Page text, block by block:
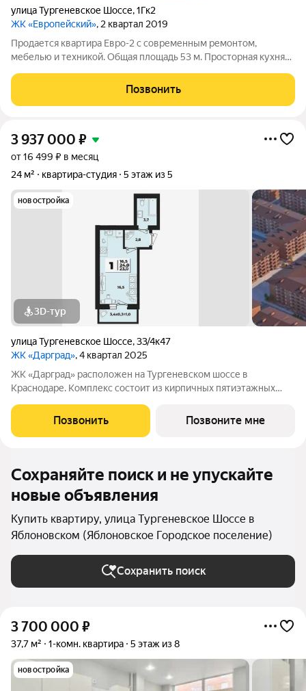
улица Тургеневское Шоссе,1Гк2
ЖК «Европейский», 2 квартал 2019
Продается квартира Евро-2 с современным ремонтом,
мебелью и техникой. Общая площадь 53 м. Просторная кухня
стол, барная стойка и подоконники из кварца. - Два
кондиционера. - Отдельная зона
Позвонить
3 937 000 ₽
от 16 499 ₽ в месяц
24 м²
квартира-студия 5 этаж из 5
новостройка
3D-тур
улица Тургеневское Шоссе,33/4к47
ЖК «Дарград», 4 квартал 2025
ЖК «Дарград» расположен на Тургеневском шоссе в
Краснодаре. Комплекс состоит из кирпичных пятиэтажных
В комплексе представлены квартиры от студий до
трёхкомнатных с предчистовой отделкой, также
Позвонить Позвоните мне
Сохраняйте поиск и не упускайте
новые объявления
Купить квартиру, улица Тургеневское Шоссе в
Яблоновском (Яблоновское Городское поселение)
Сохранить поиск
3 700 000 ₽
37,7 м² 1-комн. квартира 5 этаж из 8
новостройка